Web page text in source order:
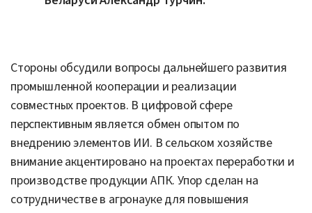
Стороны обсудили вопросы дальнейшего развития
промышленной кооперации и реализации
совместных проектов. В цифровой сфере
перспективным является обмен опытом по
внедрению элементов ИИ. В сельском хозяйстве
внимание акцентировано на проектах переработки и
производстве продукции АПК. Упор сделан на
сотрудничестве в агронауке для повышения